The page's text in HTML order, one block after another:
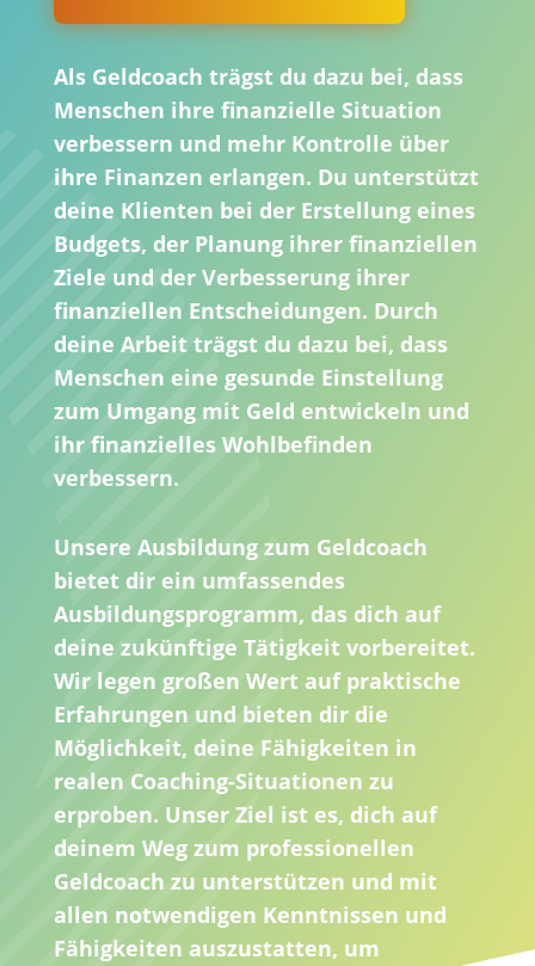
Als Geldcoach trägst du dazu bei, dass
Menschen ihre finanzielle Situation
verbessern und mehr Kontrolle über
ihre Finanzen erlangen. Du unterstützt
deine Klienten bei der Erstellung eines
Budgets, der Planung ihrer finanziellen
Ziele und der Verbesserung ihrer
finanziellen Entscheidungen. Durch
deine Arbeit trägst du dazu bei, dass
Menschen eine gesunde Einstellung
zum Umgang mit Geld entwickeln und
ihr finanzielles Wohlbefinden
verbessern.
Unsere Ausbildung zum Geldcoach
bietet dir ein umfassendes
Ausbildungsprogramm, das dich auf
deine zukünftige Tätigkeit vorbereitet.
Wir legen großen Wert auf praktische
Erfahrungen und bieten dir die
Möglichkeit, deine Fähigkeiten in
realen Coaching-Situationen zu
erproben. Unser Ziel ist es, dich auf
deinem Weg zum professionellen
Geldcoach zu unterstützen und mit
allen notwendigen Kenntnissen und
Fähigkeiten auszustatten, um